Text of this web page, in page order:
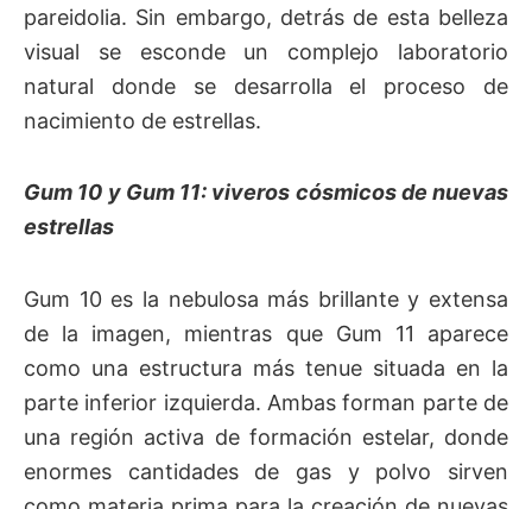
pareidolia. Sin embargo, detrás de esta belleza
visual se esconde un complejo laboratorio
natural donde se desarrolla el proceso de
nacimiento de estrellas.
Gum 10 y Gum 11: viveros cósmicos de nuevas
estrellas
Gum 10 es la nebulosa más brillante y extensa
de la imagen, mientras que Gum 11 aparece
como una estructura más tenue situada en la
parte inferior izquierda. Ambas forman parte de
una región activa de formación estelar, donde
enormes cantidades de gas y polvo sirven